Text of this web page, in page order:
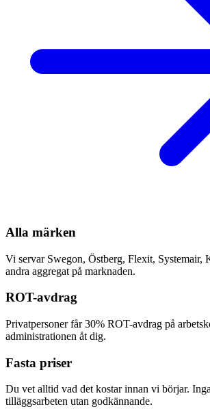
Alla märken
Vi servar Swegon, Östberg, Flexit, Systemair,
andra aggregat på marknaden.
ROT-avdrag
Privatpersoner får 30% ROT-avdrag på
administrationen åt dig.
Fasta priser
Du vet alltid vad det kostar innan vi börjar.
tilläggsarbeten utan godkännande.